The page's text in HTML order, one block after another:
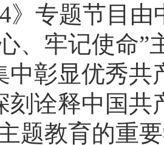
4》专题节目由
、牢记使命
中彰显优秀
刻诠释中国共
题教育的重